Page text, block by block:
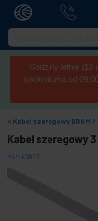
Godziny letnie (13
telefoniczna od
Kabel szeregowy DB9 M /
Kabel szeregowy
REF: CS067